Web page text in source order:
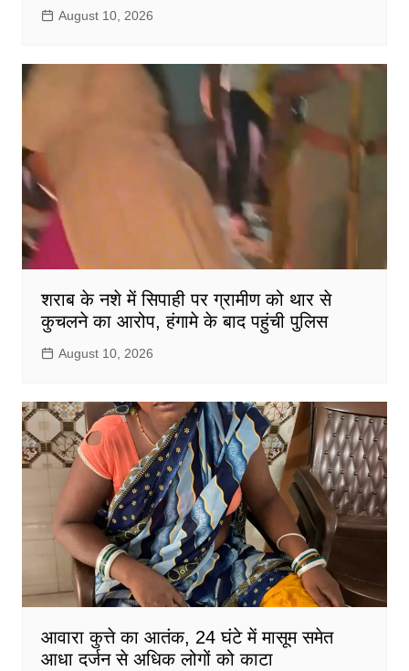
August 10, 2026
शराब के नशे में सिपाही पर ग्रामीण को थार से
कुचलने का आरोप, हंगामे के बाद पहुंची पुलिस
August 10, 2026
आवारा कुत्ते का आतंक, 24 घंटे में मासूम समेत
आधा दर्जन से अधिक लोगों को काटा